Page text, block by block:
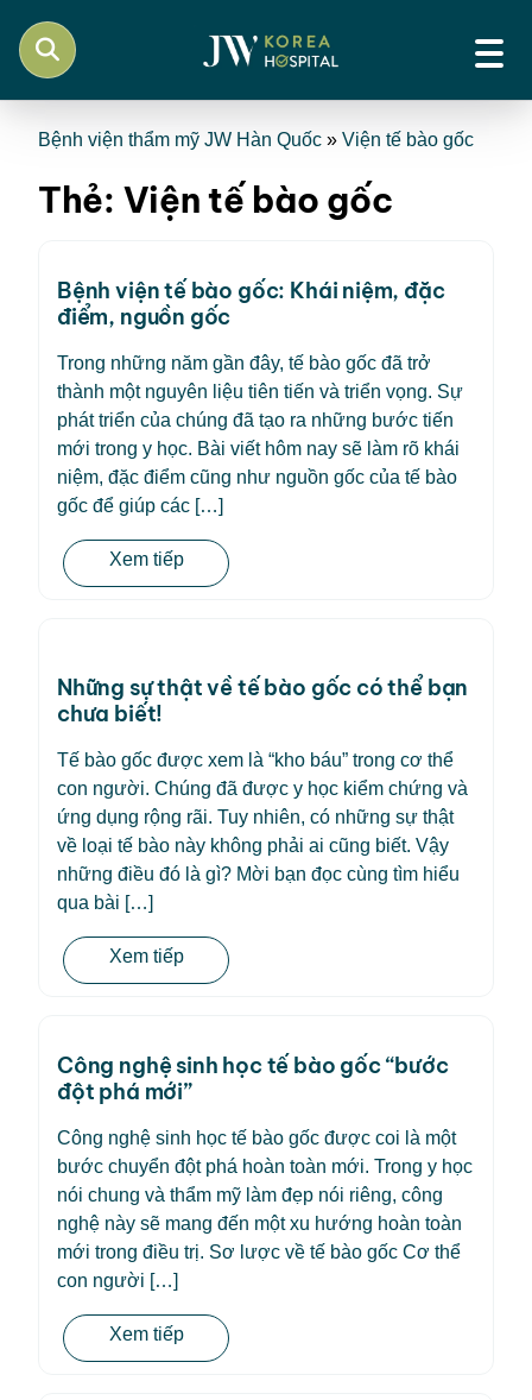
Bệnh viện thẩm mỹ JW Hàn Quốc » Viện tế bào gốc
Thẻ: Viện tế bào gốc
Bệnh viện tế bào gốc: Khái niệm, đặc
điểm, nguồn gốc
Trong những năm gần đây, tế bào gốc đã trở
thành một nguyên liệu tiên tiến và triển vọng. Sự
phát triển của chúng đã tạo ra những bước tiến
mới trong y học. Bài viết hôm nay sẽ làm rõ khái
niệm, đặc điểm cũng như nguồn gốc của tế bào
gốc để giúp các […]
Xem tiếp
Những sự thật về tế bào gốc có thể bạn
chưa biết!
Tế bào gốc được xem là “kho báu” trong cơ thể
con người. Chúng đã được y học kiểm chứng và
ứng dụng rộng rãi. Tuy nhiên, có những sự thật
về loại tế bào này không phải ai cũng biết. Vậy
những điều đó là gì? Mời bạn đọc cùng tìm hiểu
qua bài […]
Xem tiếp
Công nghệ sinh học tế bào gốc “bước
đột phá mới”
Công nghệ sinh học tế bào gốc được coi là một
bước chuyển đột phá hoàn toàn mới. Trong y học
nói chung và thẩm mỹ làm đẹp nói riêng, công
nghệ này sẽ mang đến một xu hướng hoàn toàn
mới trong điều trị. Sơ lược về tế bào gốc Cơ thể
con người […]
Xem tiếp